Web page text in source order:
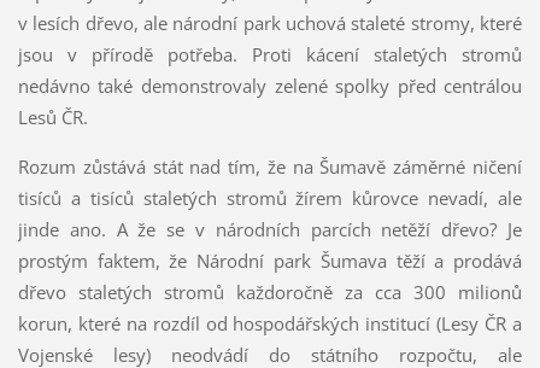
v lesích dřevo, ale národní park uchová staleté stromy, které
jsou v přírodě potřeba. Proti kácení staletých stromů
nedávno také demonstrovaly zelené spolky před centrálou
Lesů ČR.
Rozum zůstává stát nad tím, že na Šumavě záměrné ničení
tisíců a tisíců staletých stromů žírem kůrovce nevadí, ale
jinde ano. A že se v národních parcích netěží dřevo? Je
prostým faktem, že Národní park Šumava těží a prodává
dřevo staletých stromů každoročně za cca 300 milionů
korun, které na rozdíl od hospodářských institucí (Lesy ČR a
Vojenské lesy) neodvádí do státního rozpočtu, ale